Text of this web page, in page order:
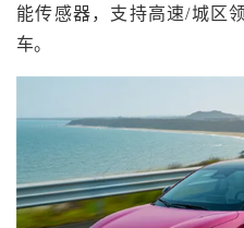
能传感器，支持高速/城区
车。